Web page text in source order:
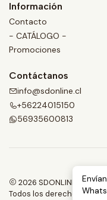
Información
Contacto
- CATÁLOGO -
Promociones
Contáctanos
info@sdonline.cl
+56224015150
56935600813
2026 SDONLINE.
Todos los derechos